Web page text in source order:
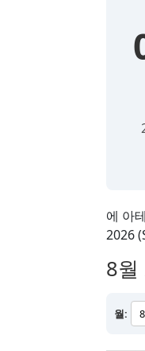
에 아
2026
8월
월: